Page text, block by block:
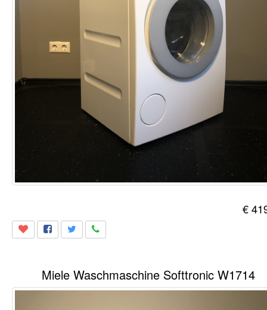
€
Miele Waschmaschine Softtronic W1714